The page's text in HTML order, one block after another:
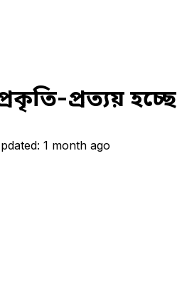
প্রত্যয় হচ্ছে
1 month ago